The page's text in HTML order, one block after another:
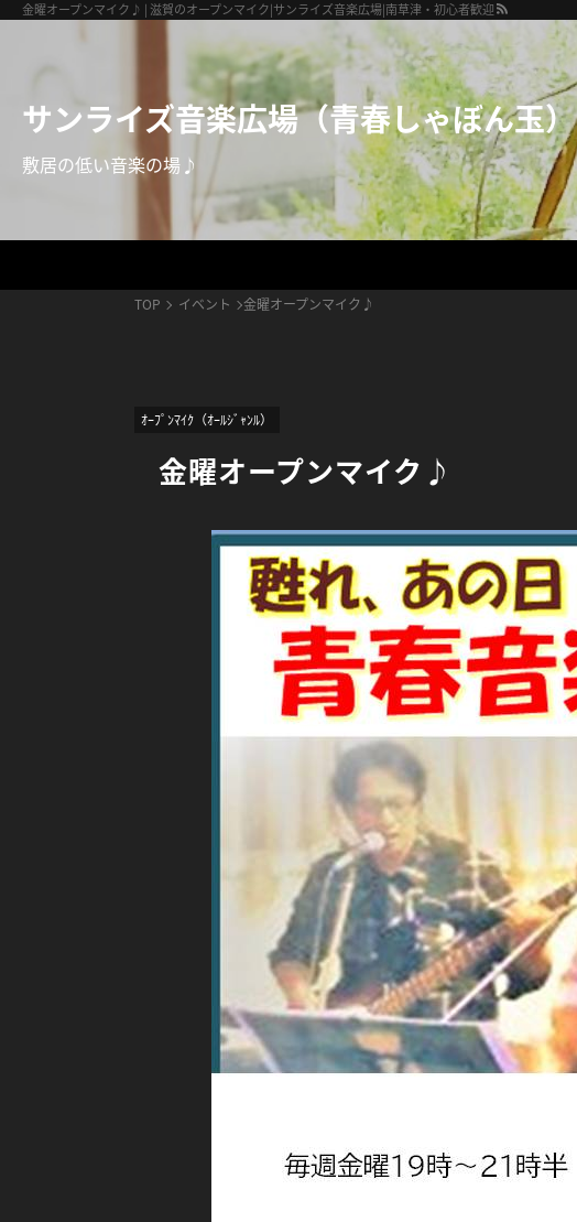
金曜オープンマイク♪ | 滋賀のオープンマイク|サンライズ音楽広場|南草津・初心者歓迎
サンライズ音楽広場（青春しゃぼん玉）
敷居の低い音楽の場♪
TOP イベント 金曜オープンマイク♪
ｵｰﾌﾟﾝﾏｲｸ（ｵｰﾙｼﾞｬﾝﾙ）
金曜オープンマイク♪